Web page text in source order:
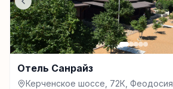
Отель Санрайз
Керченское шоссе, 72К, Феодосия